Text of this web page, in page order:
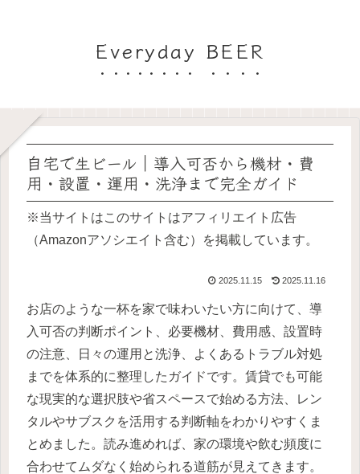
Everyday BEER
自宅で生ビール｜導入可否から機材・費
用・設置・運用・洗浄まで完全ガイド
※当サイトはこのサイトはアフィリエイト広告
（Amazonアソシエイト含む）を掲載しています。
2025.11.15 2025.11.16
お店のような一杯を家で味わいたい方に向けて、導
入可否の判断ポイント、必要機材、費用感、設置時
の注意、日々の運用と洗浄、よくあるトラブル対処
までを体系的に整理したガイドです。賃貸でも可能
な現実的な選択肢や省スペースで始める方法、レン
タルやサブスクを活用する判断軸をわかりやすくま
とめました。読み進めれば、家の環境や飲む頻度に
合わせてムダなく始められる道筋が見えてきます。